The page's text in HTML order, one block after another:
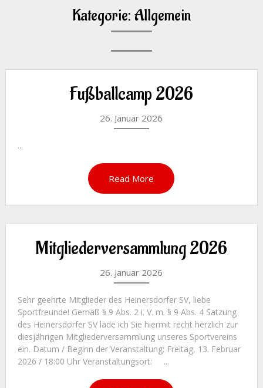
Kategorie: Allgemein
Fußballcamp 2026
26. Januar 2026
...
Read More
Mitgliederversammlung 2026
26. Januar 2026
Sehr geehrte Mitglieder des Heinersdorfer SV, liebe
Sportfreunde! Gemäß § 9 Abs. 2 i. V. m. § 9 Abs. 4 Satzung
des Heinersdorfer SV lade ich Sie hiermit recht herzlich zur
diesjährigen Mitgliederversammlung unseres Sportvereins
ein. Datum / Beginn der Veranstaltung: Freitag, 13. Februar
2026 / 18:00 Uhr Veranstaltungsort: ...